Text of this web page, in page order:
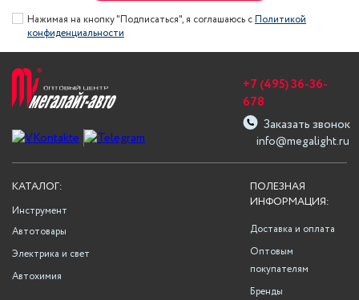
Нажимая на кнопку "Подписаться", я соглашаюсь сПолитикой
конфиденциальности
info@megalight.ru
+7 (495) 36-36-
678
Заказать звонок
ПОЛЕЗНАЯ
ИНФОРМАЦИЯ:
Доставка и оплата
Оптовым
покупателям
Бренды
КАТАЛОГ:
Инструмент
Автотовары
Электрика и свет
Автохимия